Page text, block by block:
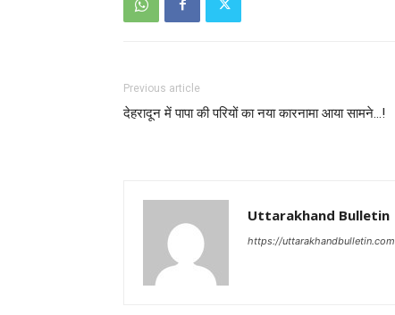
Previous article
देहरादून में पापा की परियों का नया कारनामा आया सामने…!
Uttarakhand Bulletin
https://uttarakhandbulletin.com